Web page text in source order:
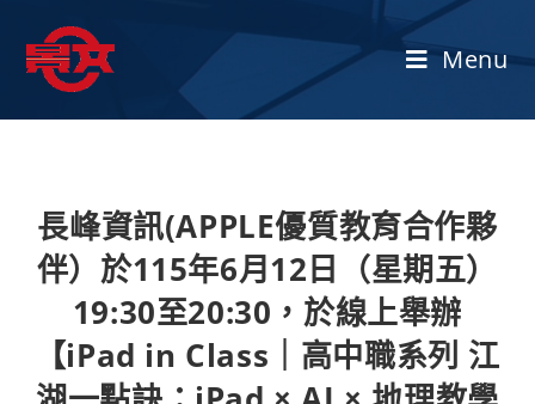
Menu
長峰資訊(APPLE優質教育合作夥
伴）於115年6月12日（星期五）
19:30至20:30，於線上舉辦
【iPad in Class｜高中職系列 江